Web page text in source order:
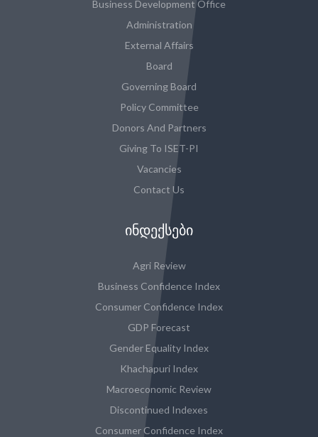
Business Development Office
Administration
External Affairs
Board
Governing Board
Policy Committee
Donors And Partners
Giving To ISET-PI
Vacancies
Contact Us
ᲘᲜᲓᲔᲥᲡᲔᲑᲘ
Agri Review
Business Confidence Index
Consumer Confidence Index
GDP Forecast
Gender Equality Index
Khachapuri Index
Macroeconomic Review
Discontinued Indexes
Consumer Confidence Index